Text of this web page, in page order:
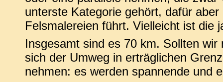
unterste Kategorie gehört, dafür
Felsmalereien führt. Vielleicht ist die
Insgesamt sind es 70 km. Sollten
sich der Umweg in erträglichen
nehmen: es werden spannende und